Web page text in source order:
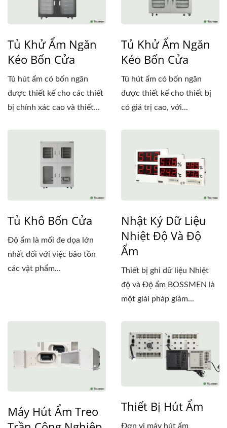
Tủ Khử Ẩm Ngăn
Kéo Bốn Cửa
Tủ hút ẩm có bốn ngăn
được thiết kế cho các thiết
bị chính xác cao và thiết...
Tủ Khử Ẩm Ngăn
Kéo Bốn Cửa
Tủ hút ẩm có bốn ngăn
được thiết kế cho thiết bị
có giá trị cao, với...
Tủ Khô Bốn Cửa
Độ ẩm là mối đe dọa lớn
nhất đối với việc bảo tồn
các vật phẩm...
Nhật Ký Dữ Liệu
Nhiệt Độ Và Độ
Ẩm
Thiết bị ghi dữ liệu Nhiệt
độ và Độ ẩm BOSSMEN là
một giải pháp giám...
Máy Hút Ẩm Treo
Thiết Bị Hút Ẩm
Đơn vị máy hút ẩm